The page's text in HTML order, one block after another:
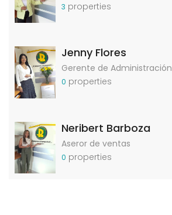
3 properties
Jenny Flores
Gerente de Administración
0 properties
Neribert Barboza
Aseror de ventas
0 properties